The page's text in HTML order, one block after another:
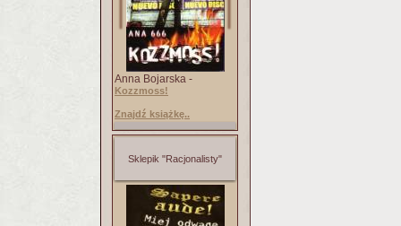
Anna Bojarska -
Kozzmoss!
Znajdź książkę..
Sklepik "Racjonalisty"